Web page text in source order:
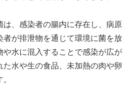
は、感染者の腸内に存在し、病原
者が排泄物を通じて環境に菌を放
や水に混入することで感染が広が
た水や生の食品、未加熱の肉や卵